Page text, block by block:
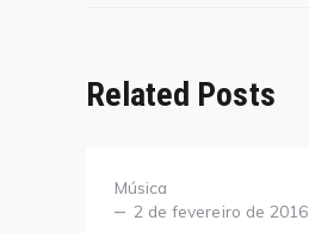
Related Posts
Category
Música
Posted
2 de fevereiro de 2016